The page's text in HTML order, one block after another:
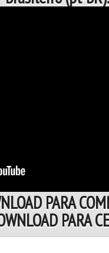
PARA
PARA